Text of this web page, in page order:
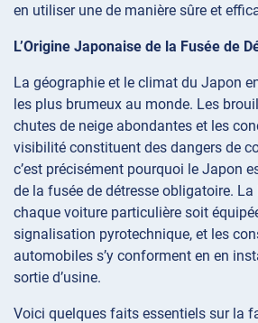
en utiliser une de manière sûre et
L’Origine Japonaise de la Fusée de
La géographie et le climat du Japon
les plus brumeux au monde. Les
chutes de neige abondantes et les
visibilité constituent des dangers de
c’est précisément pourquoi le Japon
de la fusée de détresse obligatoire.
chaque voiture particulière soit
signalisation pyrotechnique, et les
automobiles s’y conforment en en
sortie d’usine.
Voici quelques faits essentiels sur la